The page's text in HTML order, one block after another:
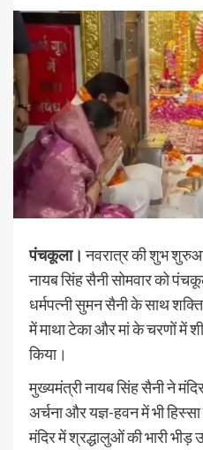
पंचकूला। नवरात्र की शुभ
नायब सिंह सैनी सोमवार को
धर्मपत्नी सुमन सैनी के साथ
में माथा टेका और मां के चरणों में
किया।
मुख्यमंत्री नायब सिंह सैनी ने
अर्चना और यज्ञ-हवन में भी
मंदिर में श्रद्धालुओं की भारी भीड़